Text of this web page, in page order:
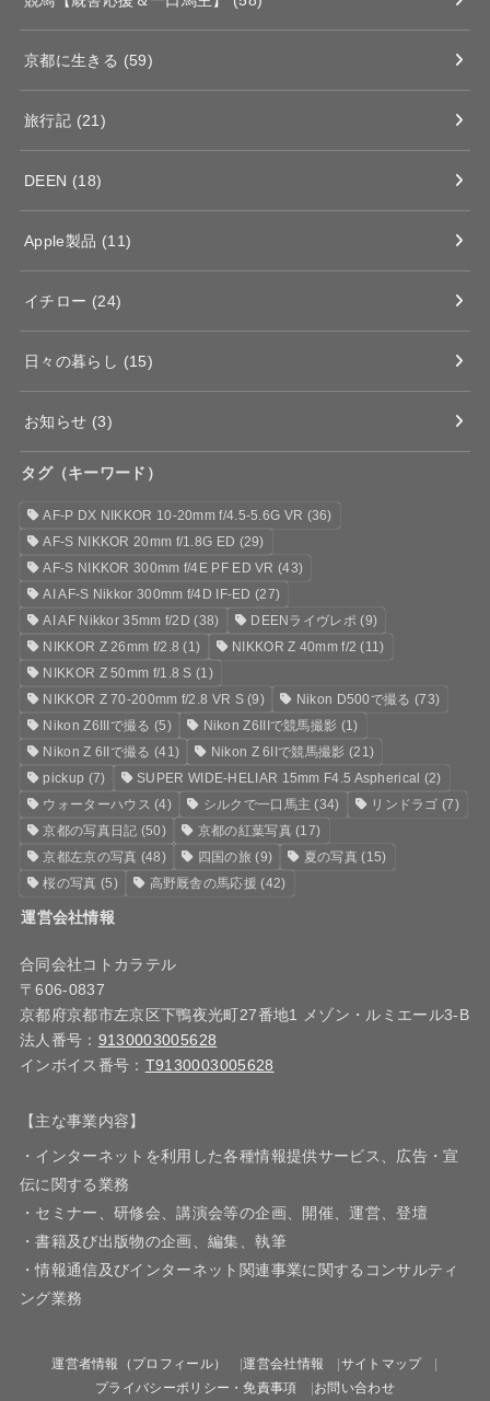
京都に生きる (59)
旅行記 (21)
DEEN (18)
Apple製品 (11)
イチロー (24)
日々の暮らし (15)
お知らせ (3)
タグ（キーワード）
AF-P DX NIKKOR 10-20mm f/4.5-5.6G VR (36)
AF-S NIKKOR 20mm f/1.8G ED (29)
AF-S NIKKOR 300mm f/4E PF ED VR (43)
AI AF-S Nikkor 300mm f/4D IF-ED (27)
AI AF Nikkor 35mm f/2D (38) DEENライヴレポ (9)
NIKKOR Z 26mm f/2.8 (1) NIKKOR Z 40mm f/2 (11)
NIKKOR Z 50mm f/1.8 S (1)
NIKKOR Z 70-200mm f/2.8 VR S(9) Nikon D500で撮る (73)
Nikon Z6IIIで撮る (5) Nikon Z6IIIで競馬撮影 (1)
Nikon Z 6IIで撮る (41) Nikon Z 6IIで競馬撮影 (21)
pickup (7) SUPER WIDE-HELIAR 15mm F4.5 Aspherical (2)
ウォーターハウス (4) シルクで一口馬主 (34) リンドラゴ (7)
京都の写真日記 (50) 京都の紅葉写真 (17)
京都左京の写真 (48) 四国の旅 (9) 夏の写真 (15)
桜の写真 (5) 高野厩舎の馬応援 (42)
運営会社情報
合同会社コトカラテル
〒606-0837
京都府京都市左京区下鴨夜光町27番地1 メゾン・ルミエール3-B
法人番号： 9130003005628
インボイス番号： T9130003005628
【主な事業内容】
・インターネットを利用した各種情報提供サービス、広告・宣
伝に関する業務
・セミナー、研修会、講演会等の企画、開催、運営、登壇
・書籍及び出版物の企画、編集、執筆
・情報通信及びインターネット関連事業に関するコンサルティ
ング業務
運営者情報（プロフィール） 運営会社情報
サイトマップ
プライバシーポリシー・免責事項
お問い合わせ